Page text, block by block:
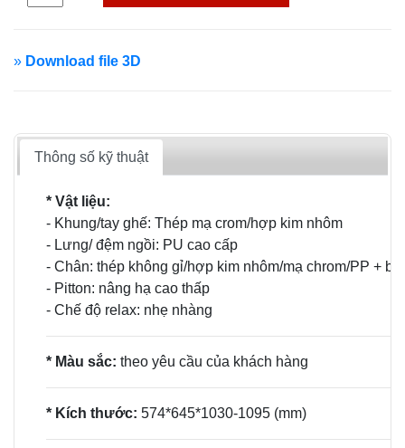
» Download file 3D
Thông số kỹ thuật
* Vật liệu:
- Khung/tay ghế: Thép mạ crom/hợp kim nhôm
- Lưng/ đệm ngồi: PU cao cấp
- Chân: thép không gỉ/hợp kim nhôm/mạ chrom/PP +
- Pitton: nâng hạ cao thấp
- Chế độ relax: nhẹ nhàng
* Màu sắc: theo yêu cầu của khách hàng
* Kích thước: 574*645*1030-1095 (mm)